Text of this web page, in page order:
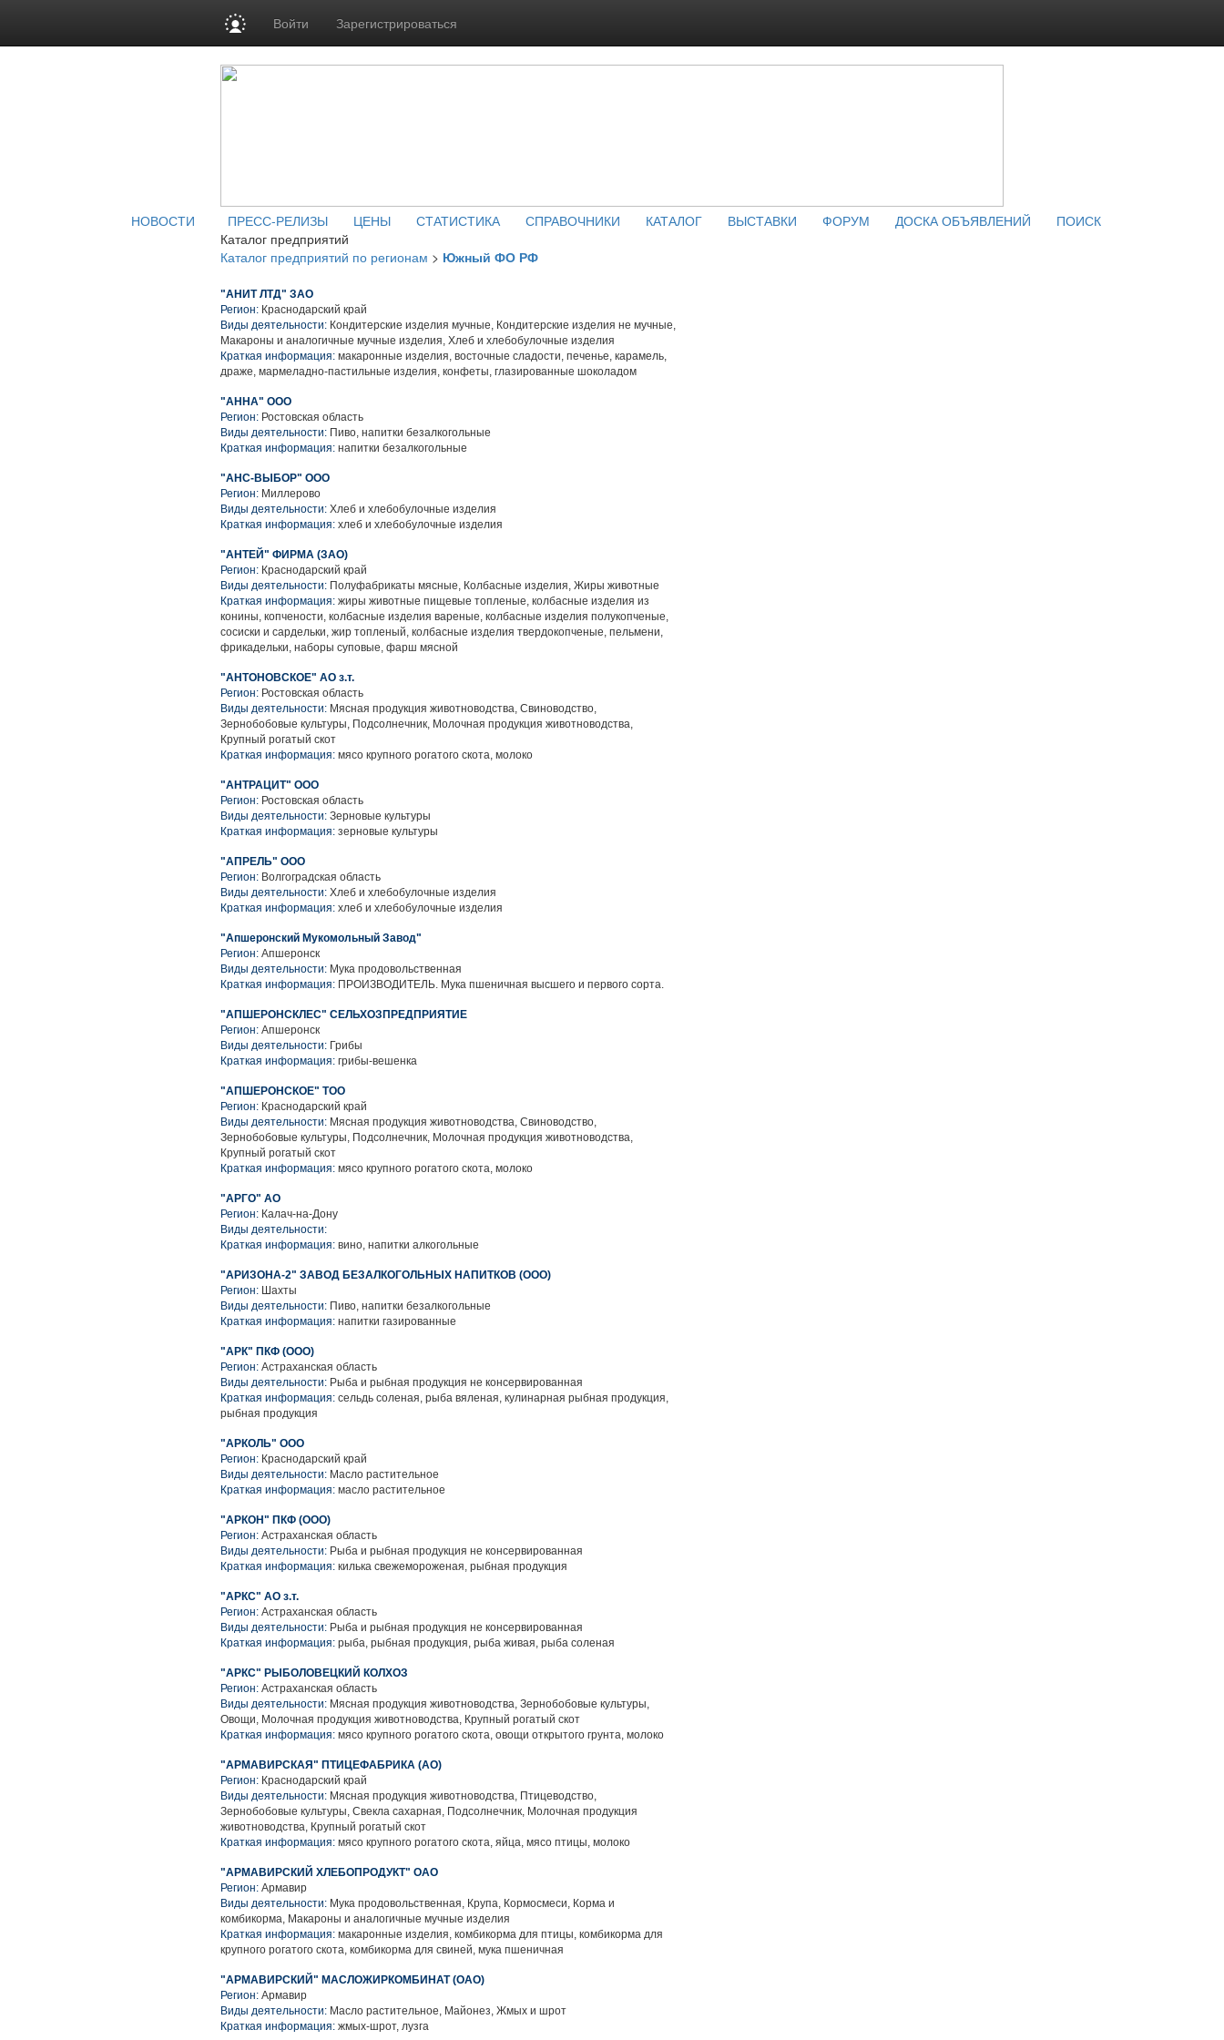
Войти Зарегистрироваться
НОВОСТИ ПРЕСС-РЕЛИЗЫ ЦЕНЫ СТАТИСТИКА СПРАВОЧНИКИ КАТАЛОГ ВЫСТАВКИ ФОРУМ ДОСКА ОБЪЯВЛЕНИЙ
ПОИСК
Каталог предприятий
Каталог предприятий по регионам > Южный ФО РФ
"АНИТ ЛТД" ЗАО
Регион: Краснодарский край
Виды деятельности: Кондитерские изделия мучные, Кондитерские изделия не мучные,
Макароны и аналогичные мучные изделия, Хлеб и хлебобулочные изделия
Краткая информация: макаронные изделия, восточные сладости, печенье, карамель,
драже, мармеладно-пастильные изделия, конфеты, глазированные шоколадом
"АННА" ООО
Регион: Ростовская область
Виды деятельности: Пиво, напитки безалкогольные
Краткая информация: напитки безалкогольные
"АНС-ВЫБОР" ООО
Регион: Миллерово
Виды деятельности: Хлеб и хлебобулочные изделия
Краткая информация: хлеб и хлебобулочные изделия
"АНТЕЙ" ФИРМА (ЗАО)
Регион: Краснодарский край
Виды деятельности: Полуфабрикаты мясные, Колбасные изделия, Жиры животные
Краткая информация: жиры животные пищевые топленые, колбасные изделия из
конины, копчености, колбасные изделия вареные, колбасные изделия полукопченые,
сосиски и сардельки, жир топленый, колбасные изделия твердокопченые, пельмени,
фрикадельки, наборы суповые, фарш мясной
"АНТОНОВСКОЕ" АО з.т.
Регион: Ростовская область
Виды деятельности: Мясная продукция животноводства, Свиноводство,
Зернобобовые культуры, Подсолнечник, Молочная продукция животноводства,
Крупный рогатый скот
Краткая информация: мясо крупного рогатого скота, молоко
"АНТРАЦИТ" ООО
Регион: Ростовская область
Виды деятельности: Зерновые культуры
Краткая информация: зерновые культуры
"АПРЕЛЬ" ООО
Регион: Волгоградская область
Виды деятельности: Хлеб и хлебобулочные изделия
Краткая информация: хлеб и хлебобулочные изделия
"Апшеронский Мукомольный Завод"
Регион: Апшеронск
Виды деятельности: Мука продовольственная
Краткая информация: ПРОИЗВОДИТЕЛЬ. Мука пшеничная высшего и первого сорта.
"АПШЕРОНСКЛЕС" СЕЛЬХОЗПРЕДПРИЯТИЕ
Регион: Апшеронск
Виды деятельности: Грибы
Краткая информация: грибы-вешенка
"АПШЕРОНСКОЕ" ТОО
Регион: Краснодарский край
Виды деятельности: Мясная продукция животноводства, Свиноводство,
Зернобобовые культуры, Подсолнечник, Молочная продукция животноводства,
Крупный рогатый скот
Краткая информация: мясо крупного рогатого скота, молоко
"АРГО" АО
Регион: Калач-на-Дону
Виды деятельности:
Краткая информация: вино, напитки алкогольные
"АРИЗОНА-2" ЗАВОД БЕЗАЛКОГОЛЬНЫХ НАПИТКОВ (ООО)
Регион: Шахты
Виды деятельности: Пиво, напитки безалкогольные
Краткая информация: напитки газированные
"АРК" ПКФ (ООО)
Регион: Астраханская область
Виды деятельности: Рыба и рыбная продукция не консервированная
Краткая информация: сельдь соленая, рыба вяленая, кулинарная рыбная продукция,
рыбная продукция
"АРКОЛЬ" ООО
Регион: Краснодарский край
Виды деятельности: Масло растительное
Краткая информация: масло растительное
"АРКОН" ПКФ (ООО)
Регион: Астраханская область
Виды деятельности: Рыба и рыбная продукция не консервированная
Краткая информация: килька свежемороженая, рыбная продукция
"АРКС" АО з.т.
Регион: Астраханская область
Виды деятельности: Рыба и рыбная продукция не консервированная
Краткая информация: рыба, рыбная продукция, рыба живая, рыба соленая
"АРКС" РЫБОЛОВЕЦКИЙ КОЛХОЗ
Регион: Астраханская область
Виды деятельности: Мясная продукция животноводства, Зернобобовые культуры,
Овощи, Молочная продукция животноводства, Крупный рогатый скот
Краткая информация: мясо крупного рогатого скота, овощи открытого грунта, молоко
"АРМАВИРСКАЯ" ПТИЦЕФАБРИКА (АО)
Регион: Краснодарский край
Виды деятельности: Мясная продукция животноводства, Птицеводство,
Зернобобовые культуры, Свекла сахарная, Подсолнечник, Молочная продукция
животноводства, Крупный рогатый скот
Краткая информация: мясо крупного рогатого скота, яйца, мясо птицы, молоко
"АРМАВИРСКИЙ ХЛЕБОПРОДУКТ" ОАО
Регион: Армавир
Виды деятельности: Мука продовольственная, Крупа, Кормосмеси, Корма и
комбикорма, Макароны и аналогичные мучные изделия
Краткая информация: макаронные изделия, комбикорма для птицы, комбикорма для
крупного рогатого скота, комбикорма для свиней, мука пшеничная
"АРМАВИРСКИЙ" МАСЛОЖИРКОМБИНАТ (ОАО)
Регион: Армавир
Виды деятельности: Масло растительное, Майонез, Жмых и шрот
Краткая информация: жмых-шрот, лузга